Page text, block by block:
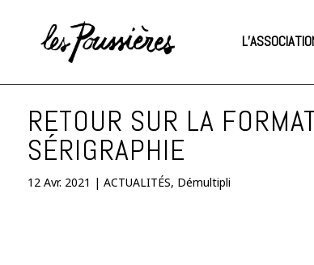
RETOUR SUR LA
SÉRIGRAPHIE
12 Avr. 2021 | ACTUALITÉS, Démultipli